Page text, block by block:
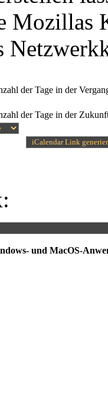
der Tage in der
der Tage in der
und MacOS-